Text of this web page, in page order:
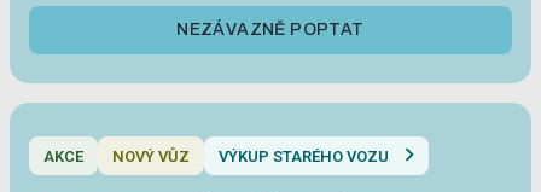
NEZÁVAZNĚ POPTAT
AKCE NOVÝ VŮZ VÝKUP STARÉHO VOZU